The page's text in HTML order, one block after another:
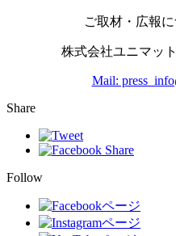
ご取材・広報
株式会社ユニマッ
Mail:
Share
Follow